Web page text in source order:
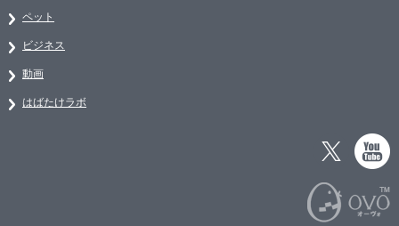
ペット
ビジネス
動画
はばたけラボ